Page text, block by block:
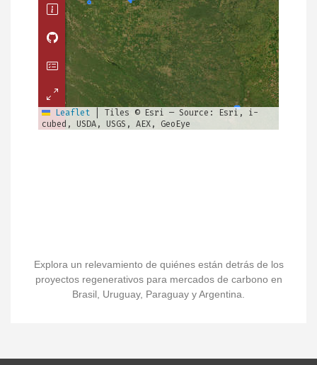
región?
Descúbrelo
mapa
Explora un relevamiento de quiénes están detrás de los
proyectos regenerativos para mercados de carbono en
Brasil, Uruguay, Paraguay y Argentina.